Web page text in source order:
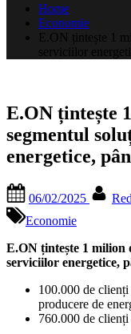
Home
Economie
E.ON țintește 1
serviciilor
E.ON țintește
segmentul
energetice,
on
06/02/2025
Economie
E.ON țintește 1 milion
serviciilor energetice,
100.000 de
producere de
760.000 de clienți